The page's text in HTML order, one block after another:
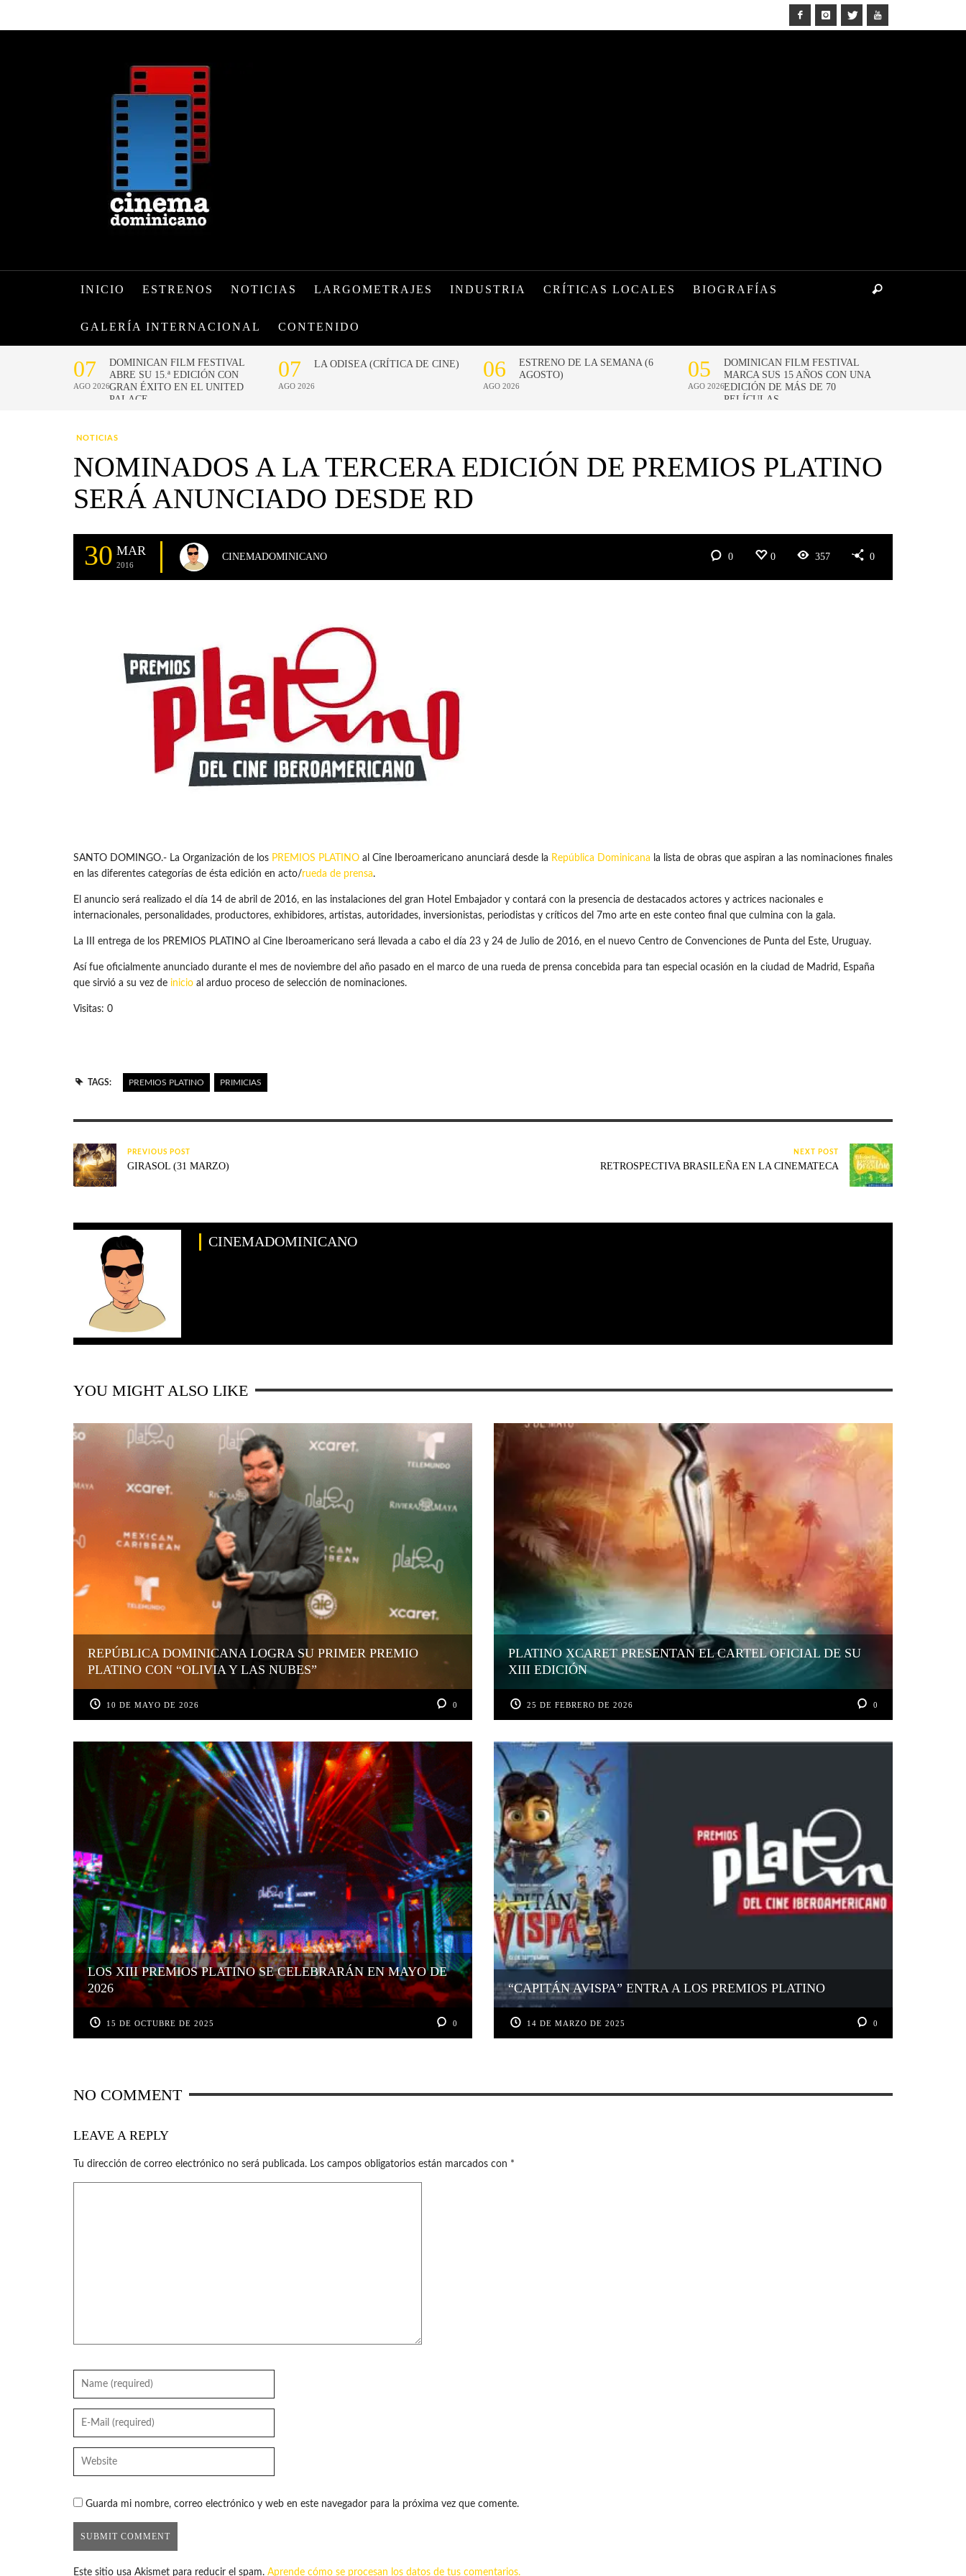
INICIO ESTRENOS NOTICIAS LARGOMETRAJES INDUSTRIA CRÍTICAS LOCALES BIOGRAFÍAS
GALERÍA INTERNACIONAL CONTENIDO
NOTICIAS
NOMINADOS A LA TERCERA EDICIÓN DE PREMIOS PLATINO
SERÁ ANUNCIADO DESDE RD
30 MAR
2016
CINEMADOMINICANO 0 0 357 0
SANTO DOMINGO.- La Organización de los PREMIOS PLATINO al Cine Iberoamericano anunciará desde la República Dominicana la lista de obras que aspiran a las nominaciones finales
en las diferentes categorías de ésta edición en acto/rueda de prensa.
El anuncio será realizado el día 14 de abril de 2016, en las instalaciones del gran Hotel Embajador y contará con la presencia de destacados actores y actrices nacionales e
internacionales, personalidades, productores, exhibidores, artistas, autoridades, inversionistas, periodistas y críticos del 7mo arte en este conteo final que culmina con la gala.
La III entrega de los PREMIOS PLATINO al Cine Iberoamericano será llevada a cabo el día 23 y 24 de Julio de 2016, en el nuevo Centro de Convenciones de Punta del Este, Uruguay.
Así fue oficialmente anunciado durante el mes de noviembre del año pasado en el marco de una rueda de prensa concebida para tan especial ocasión en la ciudad de Madrid, España
que sirvió a su vez de inicio al arduo proceso de selección de nominaciones.
Visitas: 0
TAGS: PREMIOS PLATINO PRIMICIAS
PREVIOUS POST
GIRASOL (31 MARZO)
NEXT POST
RETROSPECTIVA BRASILEÑA EN LA CINEMATECA
CINEMADOMINICANO
YOU MIGHT ALSO LIKE
REPÚBLICA DOMINICANA LOGRA SU PRIMER PREMIO
PLATINO CON “OLIVIA Y LAS NUBES”
10 DE MAYO DE 2026 0
PLATINO XCARET PRESENTAN EL CARTEL OFICIAL DE SU
XIII EDICIÓN
25 DE FEBRERO DE 2026 0
LOS XIII PREMIOS PLATINO SE CELEBRARÁN EN MAYO DE
2026
15 DE OCTUBRE DE 2025 0
“CAPITÁN AVISPA” ENTRA A LOS PREMIOS PLATINO
14 DE MARZO DE 2025 0
NO COMMENT
LEAVE A REPLY
Tu dirección de correo electrónico no será publicada. Los campos obligatorios están marcados con *
Guarda mi nombre, correo electrónico y web en este navegador para la próxima vez que comente.
Este sitio usa Akismet para reducir el spam. Aprende cómo se procesan los datos de tus comentarios.